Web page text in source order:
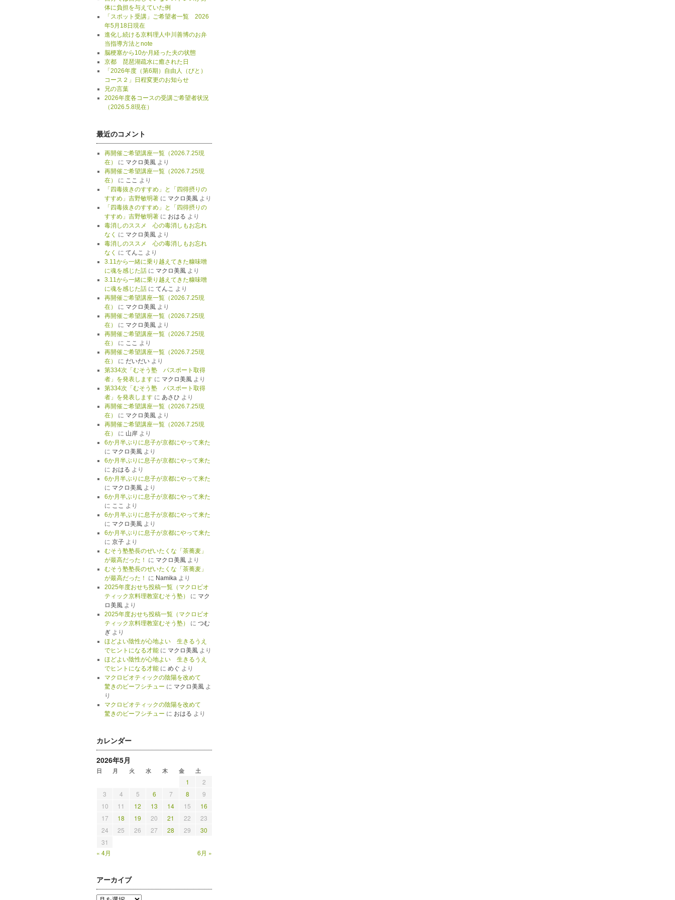
体に負担を与えていた例
「スポット受講」ご希望者一覧 2026
年5月18日現在
進化し続ける京料理人中川善博のお弁
当指導方法とnote
脳梗塞から10か月経った夫の状態
京都 琵琶湖疏水に癒された日
「2026年度（第6期）自由人（びと）
コース２」日程変更のお知らせ
兄の言葉
2026年度各コースの受講ご希望者状況
（2026.5.8現在）
最近のコメント
再開催ご希望講座一覧（2026.7.25現
在）
に マクロ美風より
再開催ご希望講座一覧（2026.7.25現
在）
に ここ より
「四毒抜きのすすめ」と「四得摂りの
すすめ」吉野敏明著に マクロ美風より
「四毒抜きのすすめ」と「四得摂りの
すすめ」吉野敏明著に おはる より
毒消しのススメ 心の毒消しもお忘れ
なく に マクロ美風より
毒消しのススメ 心の毒消しもお忘れ
なく に てんこ より
3.11から一緒に乗り越えてきた糠味噌
に魂を感じた話に マクロ美風より
3.11から一緒に乗り越えてきた糠味噌
に魂を感じた話に てんこ より
再開催ご希望講座一覧（2026.7.25現
在）
に マクロ美風より
再開催ご希望講座一覧（2026.7.25現
在）
に マクロ美風より
再開催ご希望講座一覧（2026.7.25現
在）
に ここ より
再開催ご希望講座一覧（2026.7.25現
在）
に だいだいより
第334次「むそう塾 パスポート取得
者」を発表しますに マクロ美風より
第334次「むそう塾 パスポート取得
者」を発表しますに あさひ より
再開催ご希望講座一覧（2026.7.25現
在）
に マクロ美風より
再開催ご希望講座一覧（2026.7.25現
在）
に 山岸より
6か月半ぶりに息子が京都にやって来た
に マクロ美風より
6か月半ぶりに息子が京都にやって来た
に おはる より
6か月半ぶりに息子が京都にやって来た
に マクロ美風より
6か月半ぶりに息子が京都にやって来た
に ここ より
6か月半ぶりに息子が京都にやって来た
に マクロ美風より
6か月半ぶりに息子が京都にやって来た
に 京子より
むそう塾塾長のぜいたくな「茶蕎麦」
が最高だった！
に マクロ美風より
むそう塾塾長のぜいたくな「茶蕎麦」
が最高だった！
に Namikaより
2025年度おせち投稿一覧（マクロビオ
ティック京料理教室むそう塾）
に マク
ロ美風より
2025年度おせち投稿一覧（マクロビオ
ティック京料理教室むそう塾）
に つむ
ぎより
ほどよい陰性が心地よい 生きるうえ
でヒントになる才能に マクロ美風より
ほどよい陰性が心地よい 生きるうえ
でヒントになる才能に めぐ より
マクロビオティックの陰陽を改めて
驚きのビーフシチュー に マクロ美風よ
り
マクロビオティックの陰陽を改めて
驚きのビーフシチュー に おはる より
カレンダー
2026年5月
日 月 火 水 木 金 土
1
2
3
4 5 6 7 8
9
10
11 12 13 14 15
16
17
18 19 20 21 22
23
24
25 26 27 28 29
30
31
« 4月
6月 »
アーカイブ
ア